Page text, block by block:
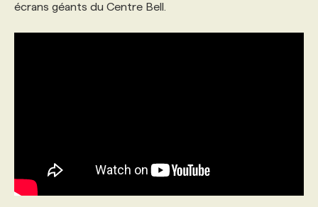
écrans géants du Centre Bell.